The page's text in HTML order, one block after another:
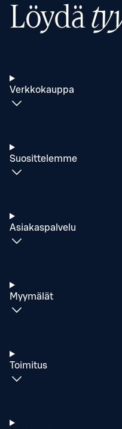
Löydä
Verkkokauppa
Suosittelemme
Asiakaspalvelu
Myymälät
Toimitus